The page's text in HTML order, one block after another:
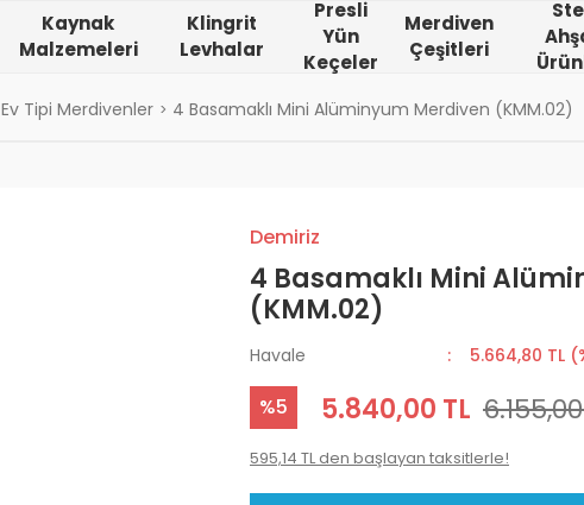
Kaynak
Malzemeleri
Klingrit
Levhalar
Presli
Yün
Keçeler
Merdiven
Çeşitleri
Ev Tipi Merdivenler 4 Basamaklı Mini Alüminyum Merdiven (KMM.02)
Demiriz
4 Basamaklı Mini
(KMM.02)
Havale 5.664,80 TL
%5 5.840,00 TL
595,14 TL den başlayan taksitlerle!